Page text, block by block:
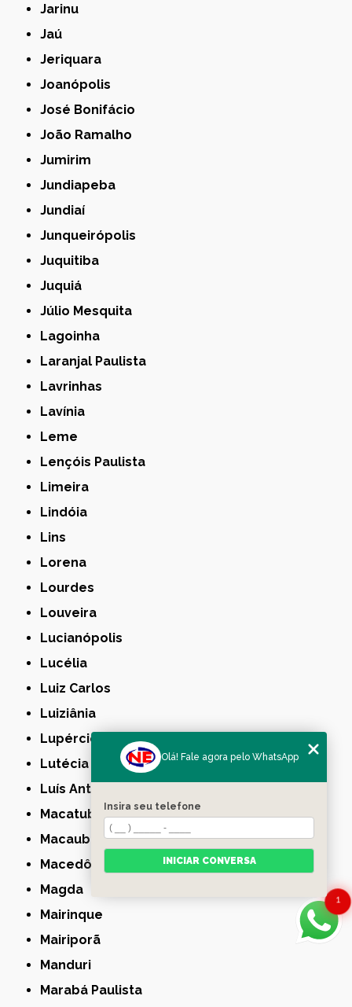
Jarinu
Jaú
Jeriquara
Joanópolis
José Bonifácio
João Ramalho
Jumirim
Jundiapeba
Jundiaí
Junqueirópolis
Juquitiba
Juquiá
Júlio Mesquita
Lagoinha
Laranjal Paulista
Lavrinhas
Lavínia
Leme
Lençóis Paulista
Limeira
Lindóia
Lins
Lorena
Lourdes
Louveira
Lucianópolis
Lucélia
Luiz Carlos
Luiziânia
Lupércio
Lutécia
Luís Antônio
Macatuba
Macaubal
Macedônia
Magda
Mairinque
Mairiporã
Manduri
Marabá Paulista
1
Olá! Fale agora pelo WhatsApp
Insira seu telefone
INICIAR CONVERSA